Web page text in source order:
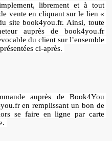
librement et à tout
vente en cliquant sur le lien «
site book4you.fr. Ainsi, toute
auprès de book4you.fr
du client sur l’ensemble
ci-après.
auprès de Book4You
en remplissant un bon de
se faire en ligne par carte